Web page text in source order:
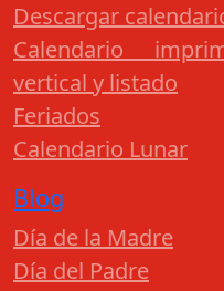
Descargar
Calendario
vertical y listado
Feriados
Calendario Lunar
Blog
Día de la Madre
Día del Padre